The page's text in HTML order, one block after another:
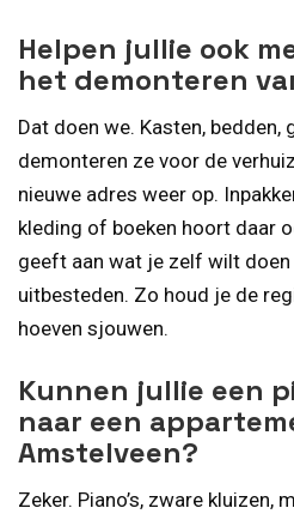
Helpen jullie ook
het demonteren
Dat doen we. Kasten, bedden,
demonteren ze voor de
nieuwe adres weer op.
kleding of boeken hoort daar
geeft aan wat je zelf wilt
uitbesteden. Zo houd je de
hoeven sjouwen.
Kunnen jullie een
naar een
Amstelveen?
Zeker. Piano’s, zware kluizen,